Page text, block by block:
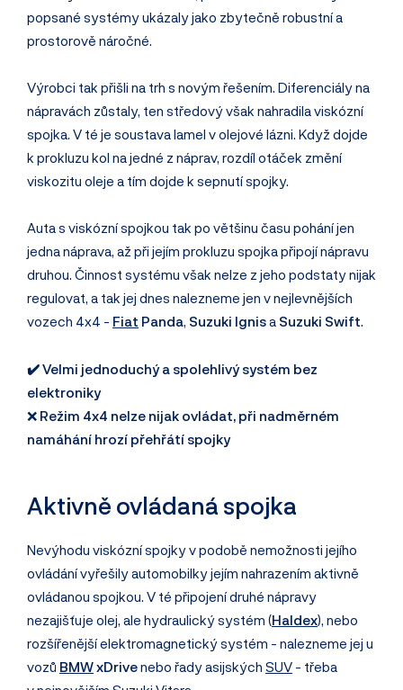
popsané systémy ukázaly jako zbytečně robustní a
prostorově náročné.
Výrobci tak přišli na trh s novým řešením. Diferenciály na
nápravách zůstaly, ten středový však nahradila viskózní
spojka. V té je soustava lamel v olejové lázni. Když dojde
k prokluzu kol na jedné z náprav, rozdíl otáček změní
viskozitu oleje a tím dojde k sepnutí spojky.
Auta s viskózní spojkou tak po většinu času pohání jen
jedna náprava, až při jejím prokluzu spojka připojí nápravu
druhou. Činnost systému však nelze z jeho podstaty nijak
regulovat, a tak jej dnes nalezneme jen v nejlevnějších
vozech 4x4 - Fiat Panda, Suzuki Ignisa Suzuki Swift.
✔️ Velmi jednoduchý a spolehlivý systém bez
elektroniky
❌ Režim 4x4 nelze nijak ovládat, při nadměrném
namáhání hrozí přehřátí spojky
Aktivně ovládaná spojka
Nevýhodu viskózní spojky v podobě nemožnosti jejího
ovládání vyřešily automobilky jejím nahrazením aktivně
ovládanou spojkou. V té připojení druhé nápravy
nezajišťuje olej, ale hydraulický systém (Haldex), nebo
rozšířenější elektromagnetický systém - nalezneme jej u
vozů BMWxDrivenebo řady asijských SUV - třeba